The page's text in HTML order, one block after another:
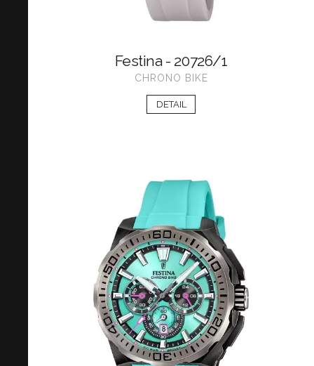
Festina - 20726/1
CHRONO BIKE
DETAIL